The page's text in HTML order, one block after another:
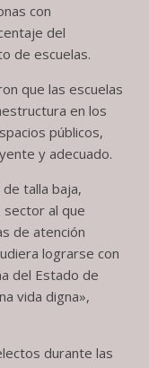
con
del
de escuelas.
que las escuelas
en los
públicos,
y adecuado.
talla baja,
sector al que
de atención
lograrse con
del Estado de
vida digna»,
durante las